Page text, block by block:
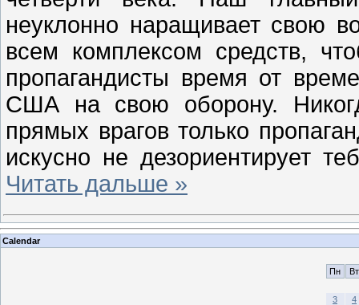
неуклонно наращивает свою
всем комплексом средств,
пропагандисты время от
США на свою оборону.
прямых врагов только
искусно не дезориентирует
Читать дальше »
Calendar
Пн Вт
3
4